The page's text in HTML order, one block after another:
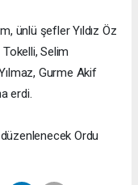
ünlü şefler Yıldız Öz
Selim
Gurme Akif
erdi.
Ordu